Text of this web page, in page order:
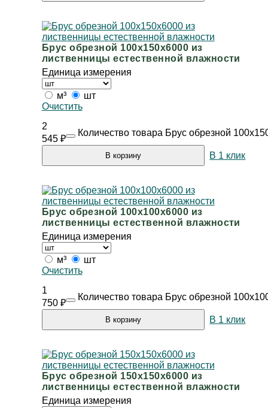
Брус обрезной 100х150х6000 из
лиственницы естественной влажности
Единица измерения
м³
шт
Очистить
2
545 ₽
Количество товара Брус обрезной
В корзину В 1 клик
Брус обрезной 100х100х6000 из
лиственницы естественной влажности
Единица измерения
м³
шт
Очистить
1
750 ₽
Количество товара Брус обрезной
В корзину В 1 клик
Брус обрезной 150х150х6000 из
лиственницы естественной влажности
Единица измерения